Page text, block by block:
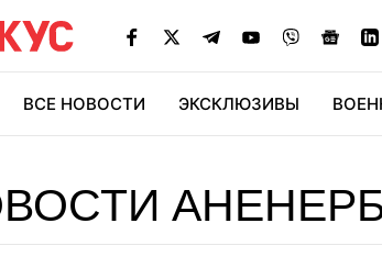
ВСЕ НОВОСТИ ЭКСКЛЮЗИВЫ